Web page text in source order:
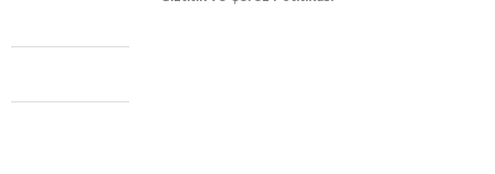
Caferağa Mah. Dr. Şakir Paşa Sok. No3/A Kadıköy İstanbul
+90 543 345 46 00